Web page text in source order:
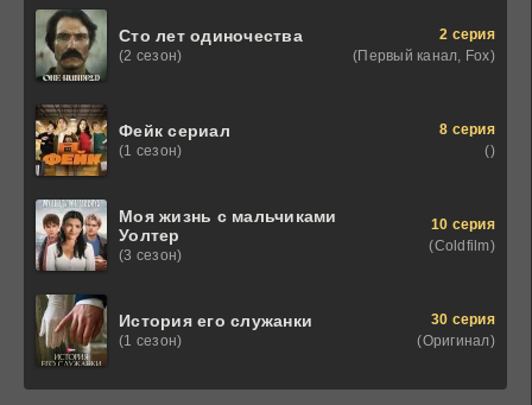
Сто лет одиночества
(2 сезон)
2 серия
(Первый канал, Fox)
Фейк сериал
(1 сезон)
8 серия
()
Моя жизнь с мальчиками
Уолтер
(3 сезон)
10 серия
(Coldfilm)
История его служанки
(1 сезон)
30 серия
(Оригинал)